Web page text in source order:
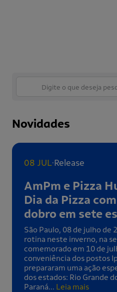
Novidades
08 JUL.Release
AmPm e Pizza
Dia da Pizza
dobro em sete
São Paulo, 08 de julho de
rotina neste inverno, na
comemorado em 10 de
conveniência dos postos
prepararam uma ação
dos estados: Rio Grande
Paraná... Leia mais